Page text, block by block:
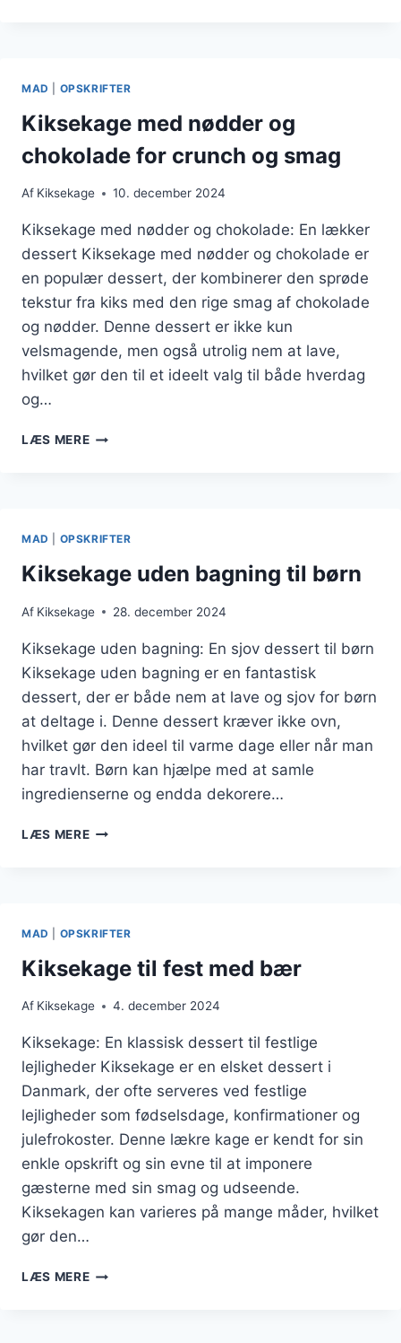
MAD OPSKRIFTER
Kiksekage med nødder og
chokolade for crunch og smag
Af Kiksekage 10. december 2024
Kiksekage med nødder og chokolade: En lækker
dessert Kiksekage med nødder og chokolade er
en populær dessert, der kombinerer den sprøde
tekstur fra kiks med den rige smag af chokolade
og nødder. Denne dessert er ikke kun
velsmagende, men også utrolig nem at lave,
hvilket gør den til et ideelt valg til både hverdag
og…
LÆS MEREKIKSEKAGE
OG
SMAG
MAD OPSKRIFTER
Kiksekage uden bagning til børn
Af Kiksekage 28. december 2024
Kiksekage uden bagning: En sjov dessert til børn
Kiksekage uden bagning er en fantastisk
dessert, der er både nem at lave og sjov for børn
at deltage i. Denne dessert kræver ikke ovn,
hvilket gør den ideel til varme dage eller når man
har travlt. Børn kan hjælpe med at samle
ingredienserne og endda dekorere…
LÆS MEREKIKSEKAGE
MAD OPSKRIFTER
Kiksekage til fest med bær
Af Kiksekage 4. december 2024
Kiksekage: En klassisk dessert til festlige
lejligheder Kiksekage er en elsket dessert i
Danmark, der ofte serveres ved festlige
lejligheder som fødselsdage, konfirmationer og
julefrokoster. Denne lækre kage er kendt for sin
enkle opskrift og sin evne til at imponere
gæsterne med sin smag og udseende.
Kiksekagen kan varieres på mange måder, hvilket
gør den…
LÆS MEREKIKSEKAGE